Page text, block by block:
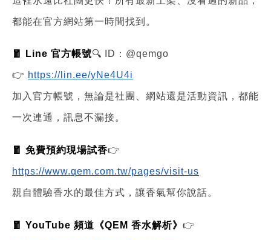
都能在官方網站第一時間找到。
🧧 Line 官方帳號🔍 ID：@qemgo
👉 https://lin.ee/yNe4U4i
加入官方帳號，無論是社團、網站還是活動資訊，都能
一次連通，訊息不漏接。
🧧 免費預約現場試香👉
https://www.qem.com.tw/pages/visit-us
親自體驗香水的最佳方式，讓香氣幫你說話。
🧧 YouTube 頻道《QEM 香水解析》 👉